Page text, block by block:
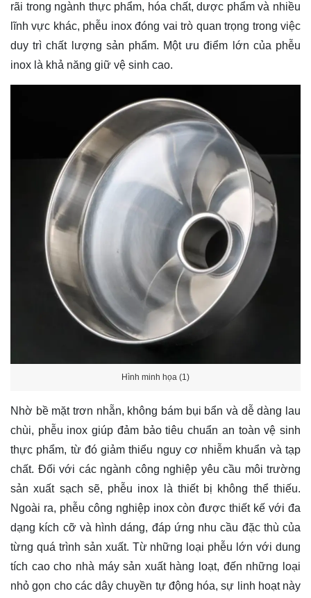
rãi trong ngành thực phẩm, hóa chất, dược phẩm và nhiều
lĩnh vực khác, phễu inox đóng vai trò quan trọng trong việc
duy trì chất lượng sản phẩm. Một ưu điểm lớn của phễu
inox là khả năng giữ vệ sinh cao.
Hình minh họa (1)
Nhờ bề mặt trơn nhẵn, không bám bụi bẩn và dễ dàng lau
chùi, phễu inox giúp đảm bảo tiêu chuẩn an toàn vệ sinh
thực phẩm, từ đó giảm thiểu nguy cơ nhiễm khuẩn và tạp
chất. Đối với các ngành công nghiệp yêu cầu môi trường
sản xuất sạch sẽ, phễu inox là thiết bị không thể thiếu.
Ngoài ra, phễu công nghiệp inox còn được thiết kế với đa
dạng kích cỡ và hình dáng, đáp ứng nhu cầu đặc thù của
từng quá trình sản xuất. Từ những loại phễu lớn với dung
tích cao cho nhà máy sản xuất hàng loạt, đến những loại
nhỏ gọn cho các dây chuyền tự động hóa, sự linh hoạt này